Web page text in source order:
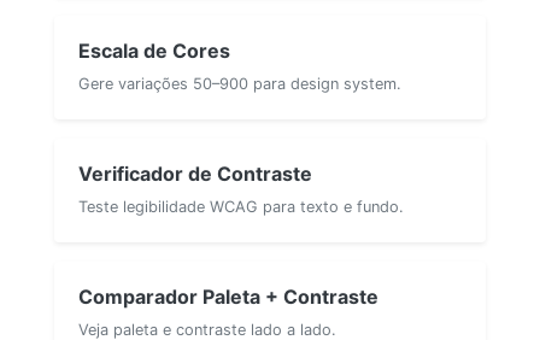
Escala de Cores
Gere variações 50–900 para design system.
Verificador de Contraste
Teste legibilidade WCAG para texto e fundo.
Comparador Paleta + Contraste
Veja paleta e contraste lado a lado.